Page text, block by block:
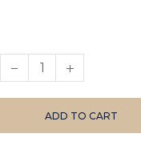
Book set quantity
ADD TO CART